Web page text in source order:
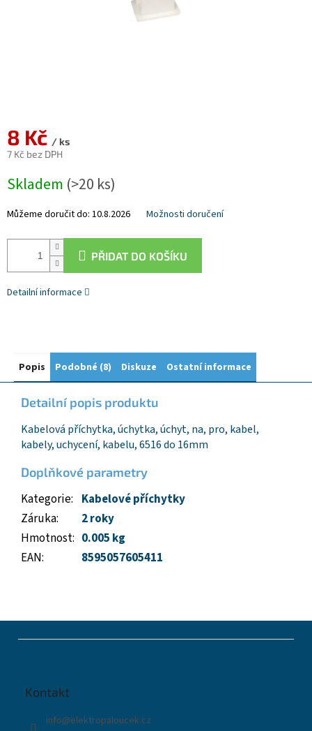
8 Kč / ks
7 Kč bez DPH
cena:
Skladem (>20 ks)
Můžeme doručit do: 10.8.2026 Možnosti doručení
PŘIDAT DO KOŠÍKU
Detailní informace
Popis Podobné (8) Diskuze Ostatní informace
Detailní popis produktu
Kabelová příchytka, úchytka, úchyt, na, pro, kabel,
kabely, uchycení, kabelu, 6516 do 16mm
Doplňkové parametry
Kategorie: Kabelové příchytky
Záruka:
2 roky
Hmotnost: 0.005 kg
EAN: 8595057605411
Kontakt
info@elektropaloucek.cz